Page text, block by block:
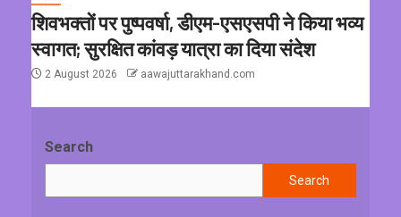
शिवभक्तों पर पुष्पवर्षा, डीएम-एसएसपी ने किया भव्य
स्वागत; सुरक्षित कांवड़ यात्रा का दिया संदेश
2 August 2026 aawajuttarakhand.com
Search
Search